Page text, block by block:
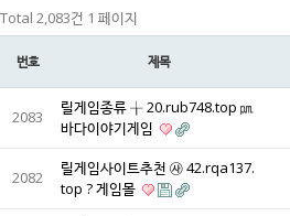
Total 2,083건 1 페이지
번호 제목
2083
릴게임종류 ╁ 20.rub748.top ㏘
바다이야기게임
2082
릴게임사이트추천 ㉴ 42.rqa137.
top ? 게임몰